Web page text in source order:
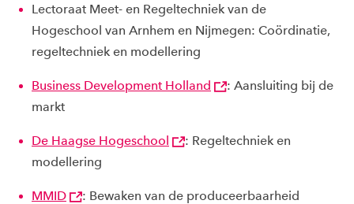
Lectoraat Meet- en Regeltechniek van de
Hogeschool van Arnhem en Nijmegen: Coördinatie,
regeltechniek en modellering
Business Development Holland : Aansluiting bij de
markt
De Haagse Hogeschool : Regeltechniek en
modellering
MMID : Bewaken van de produceerbaarheid